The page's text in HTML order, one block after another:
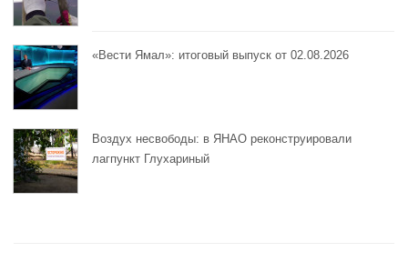
«Вести Ямал»: итоговый выпуск от 02.08.2026
Воздух несвободы: в ЯНАО реконструировали
лагпункт Глухариный